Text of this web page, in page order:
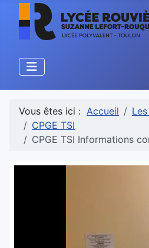
Vous êtes ici : Accueil
CPGE TSI
CPGE TSI Informations